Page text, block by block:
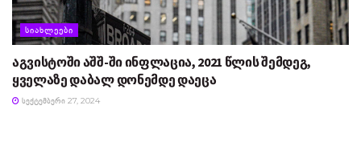
ᲡᲘᲐᲮᲚᲔᲔᲑᲘ
აგვისტოში აშშ-ში ინფლაცია, 2021 წლის შემდეგ,
ყველაზე დაბალ დონემდე დაეცა
ᲡᲔᲥᲢᲔᲛᲑᲔᲠᲘ 27, 2024